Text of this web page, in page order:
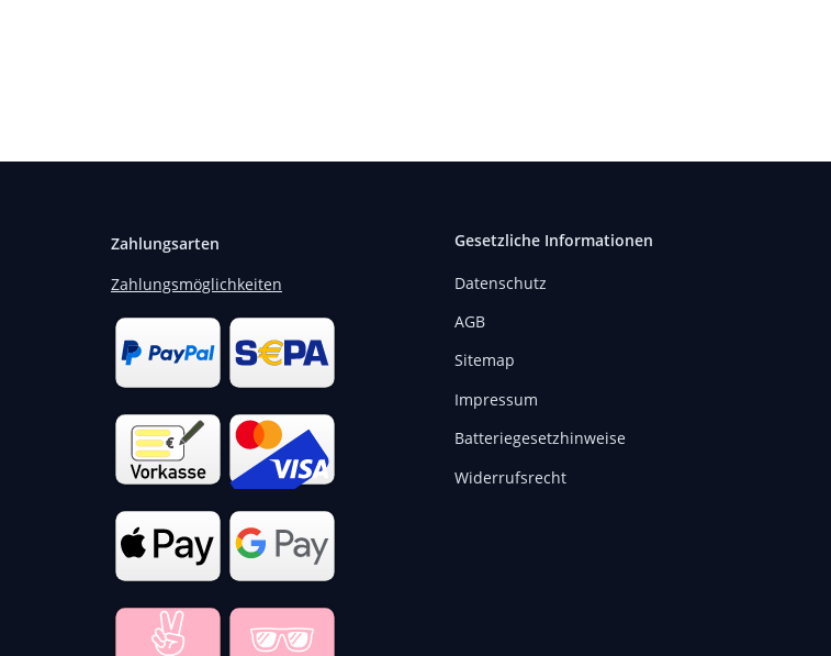
Zahlungsarten
Zahlungsmöglichkeiten
Gesetzliche Informationen
Datenschutz
AGB
Sitemap
Impressum
Batteriegesetzhinweise
Widerrufsrecht